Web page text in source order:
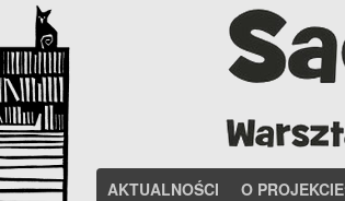
AKTUALNOŚCI O PROJEKCIE